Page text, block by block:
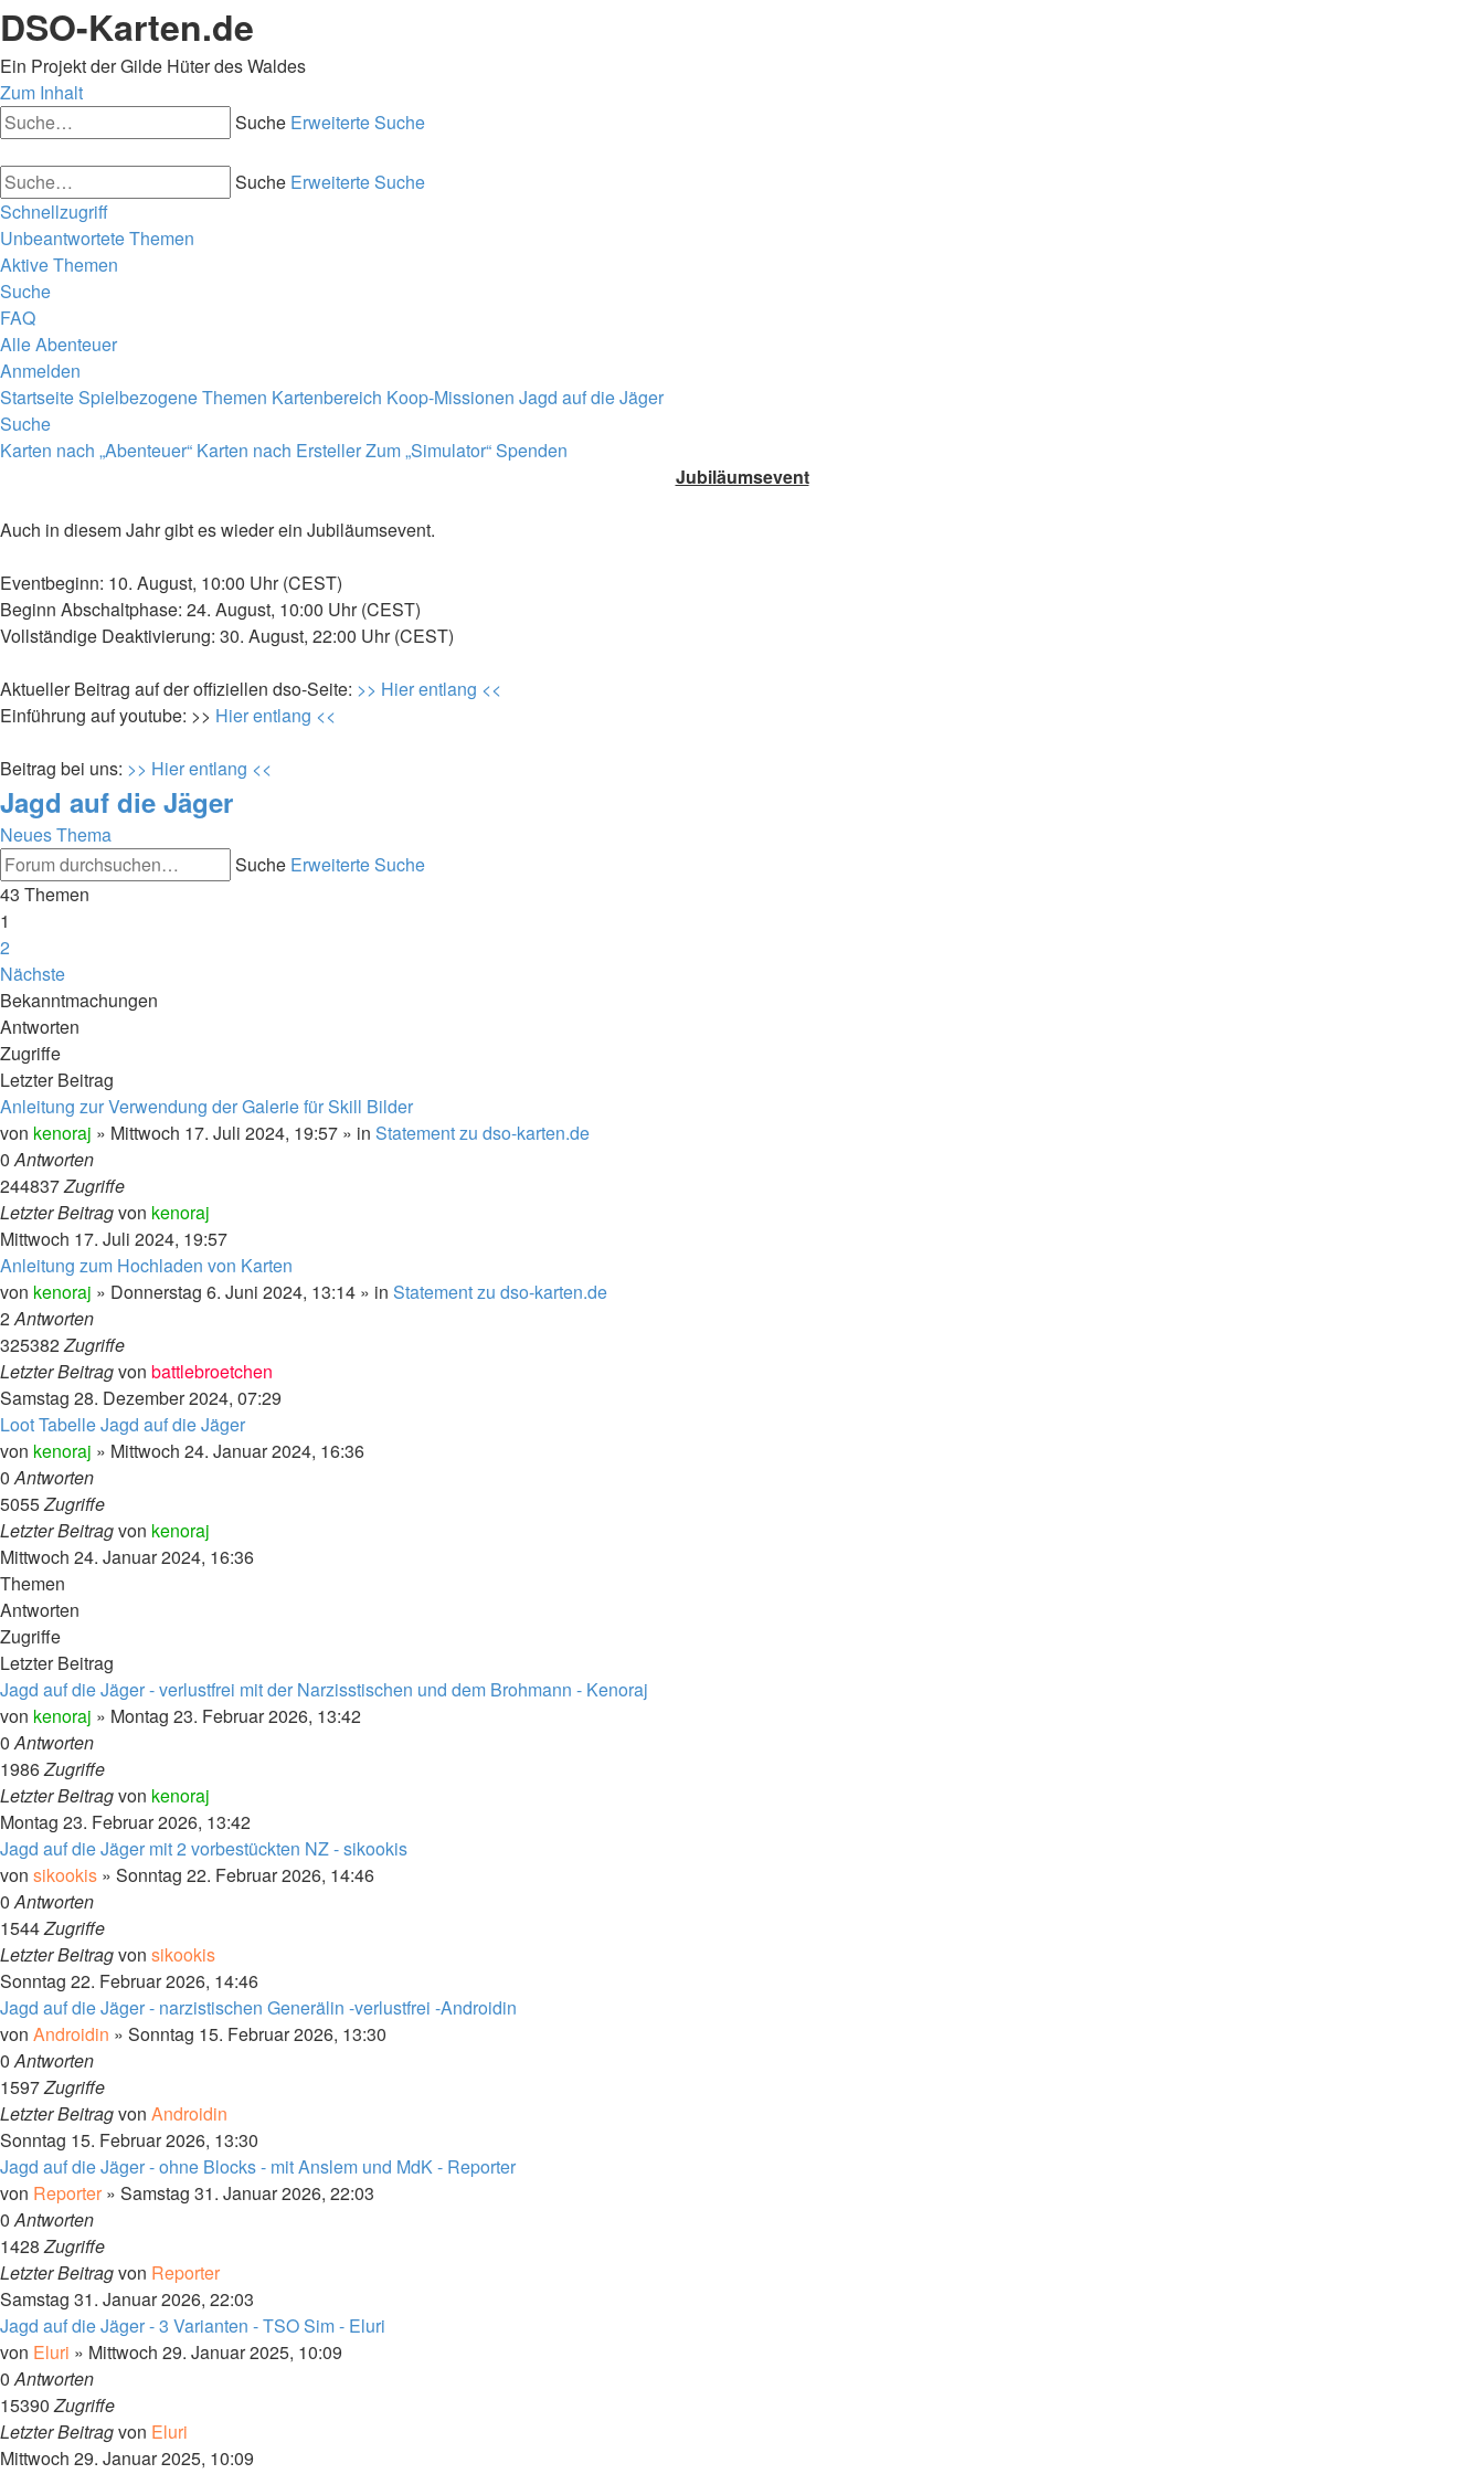
DSO-Karten.de
Ein Projekt der Gilde Hüter des Waldes
Zum Inhalt
Suche Erweiterte Suche
Suche Erweiterte Suche
Schnellzugriff
Unbeantwortete Themen
Aktive Themen
Suche
FAQ
Alle Abenteuer
Anmelden
StartseiteSpielbezogene Themen Kartenbereich Koop-Missionen Jagd auf die Jäger
Suche
Karten nach „Abenteuer“ Karten nach ErstellerZum „Simulator“Spenden
Jubiläumsevent
Auch in diesem Jahr gibt es wieder ein Jubiläumsevent.
Eventbeginn: 10. August, 10:00 Uhr (CEST)
Beginn Abschaltphase: 24. August, 10:00 Uhr (CEST)
Vollständige Deaktivierung: 30. August, 22:00 Uhr (CEST)
Aktueller Beitrag auf der offiziellen dso-Seite: >> Hier entlang <<
Einführung auf youtube: >> Hier entlang <<
Beitrag bei uns: >> Hier entlang <<
Jagd auf die Jäger
Neues Thema
Suche Erweiterte Suche
43 Themen
1
2
Nächste
Bekanntmachungen
Antworten
Zugriffe
Letzter Beitrag
Anleitung zur Verwendung der Galerie für Skill Bilder
von kenoraj » Mittwoch 17. Juli 2024, 19:57 » in Statement zu dso-karten.de
0Antworten
244837Zugriffe
Letzter Beitragvon kenoraj
Mittwoch 17. Juli 2024, 19:57
Anleitung zum Hochladen von Karten
von kenoraj » Donnerstag 6. Juni 2024, 13:14 » in Statement zu dso-karten.de
2Antworten
325382Zugriffe
Letzter Beitragvon battlebroetchen
Samstag 28. Dezember 2024, 07:29
Loot Tabelle Jagd auf die Jäger
von kenoraj » Mittwoch 24. Januar 2024, 16:36
0Antworten
5055Zugriffe
Letzter Beitragvon kenoraj
Mittwoch 24. Januar 2024, 16:36
Themen
Antworten
Zugriffe
Letzter Beitrag
Jagd auf die Jäger - verlustfrei mit der Narzisstischen und dem Brohmann - Kenoraj
von kenoraj » Montag 23. Februar 2026, 13:42
0Antworten
1986Zugriffe
Letzter Beitragvon kenoraj
Montag 23. Februar 2026, 13:42
Jagd auf die Jäger mit 2 vorbestückten NZ - sikookis
von sikookis » Sonntag 22. Februar 2026, 14:46
0Antworten
1544Zugriffe
Letzter Beitragvon sikookis
Sonntag 22. Februar 2026, 14:46
Jagd auf die Jäger - narzistischen Generälin -verlustfrei -Androidin
von Androidin » Sonntag 15. Februar 2026, 13:30
0Antworten
1597Zugriffe
Letzter Beitragvon Androidin
Sonntag 15. Februar 2026, 13:30
Jagd auf die Jäger - ohne Blocks - mit Anslem und MdK - Reporter
von Reporter » Samstag 31. Januar 2026, 22:03
0Antworten
1428Zugriffe
Letzter Beitragvon Reporter
Samstag 31. Januar 2026, 22:03
Jagd auf die Jäger - 3 Varianten - TSO Sim - Eluri
von Eluri » Mittwoch 29. Januar 2025, 10:09
0Antworten
15390Zugriffe
Letzter Beitragvon Eluri
Mittwoch 29. Januar 2025, 10:09